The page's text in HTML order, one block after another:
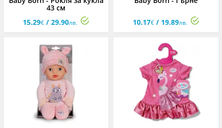
43 см
15.29€ / 29.90лв. 10.17€/ 19.89лв.